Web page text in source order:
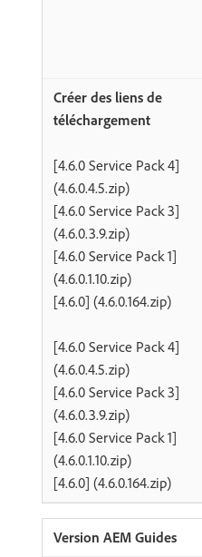
​[4.6.0 Service Pack 4]
(4.6.0.4.5.zip)
[4.6.0 Service Pack 3]
(4.6.0.3.9.zip)
[4.6.0 Service Pack 1]
(4.6.0.1.10.zip)
[4.6.0] (4.6.0.164.zip)
[4.6.0 Service Pack 4]
(4.6.0.4.5.zip)
[4.6.0 Service Pack 3]
(4.6.0.3.9.zip)
[4.6.0 Service Pack 1]
(4.6.0.1.10.zip)
[4.6.0] (4.6.0.164.zip)